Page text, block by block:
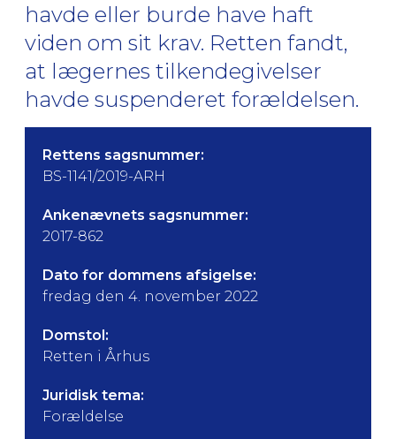
havde eller burde have haft
viden om sit krav. Retten fandt,
at lægernes tilkendegivelser
havde suspenderet forældelsen.
Rettens sagsnummer:
BS-1141/2019-ARH
Ankenævnets sagsnummer:
2017-862
Dato for dommens afsigelse:
fredag den 4. november 2022
Domstol:
Retten i Århus
Juridisk tema:
Forældelse